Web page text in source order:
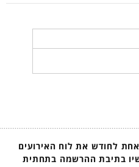
לחודש את לוח האירועים
בתיבת ההרשמה בתחתית